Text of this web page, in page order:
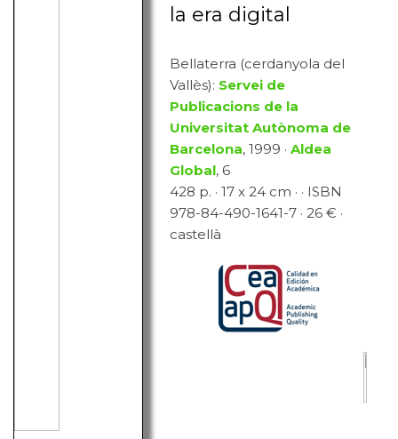
la era digital
Bellaterra (cerdanyola del
Vallès): Servei de
Publicacions de la
Universitat Autònoma de
Barcelona, 1999 ·Aldea
Global, 6
428 p. · 17 x 24 cm · · ISBN
978-84-490-1641-7 · 26 € ·
castellà